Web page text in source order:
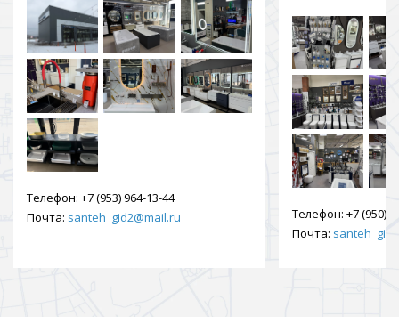
Телефон: +7 (953) 964-13-44
Почта: santeh_gid2@mail.ru Телефон: +7 (950)
Почта: